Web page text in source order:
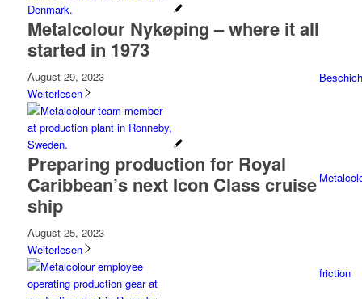
friction
Metalcolour Nykøping – where it all
started in 1973
August 29, 2023
Weiterlesen
Preparing production for Royal
Caribbean’s next Icon Class cruise
ship
August 25, 2023
Weiterlesen